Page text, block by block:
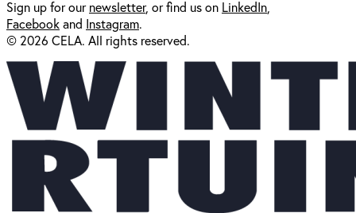
Sign up for ournewsletter, or find us on LinkedIn
Facebookand Instagram.
© 2026 CELA. All rights reserved.